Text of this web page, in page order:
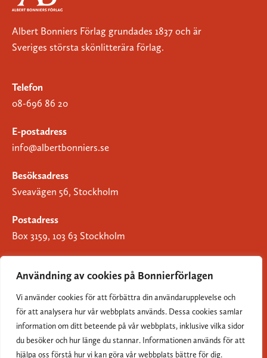
Användning av cookies på Bonnierförlagen
Vi använder cookies för att förbättra din användarupplevelse och
för att analysera hur vår webbplats används. Dessa cookies samlar
information om ditt beteende på vår webbplats, inklusive vilka sidor
du besöker och hur länge du stannar. Informationen används för att
hjälpa oss förstå hur vi kan göra vår webbplats bättre för dig.
Albert Bonniers Förlag grundades 1837 och är
Sveriges största skönlitterära förlag.
Telefon
08-696 86 20
E-postadress
info@albertbonniers.se
Besöksadress
Sveavägen 56, Stockholm
Postadress
Box 3159, 103 63 Stockholm
Om Bonnierförlagen
Cookies
Integritetspolicy